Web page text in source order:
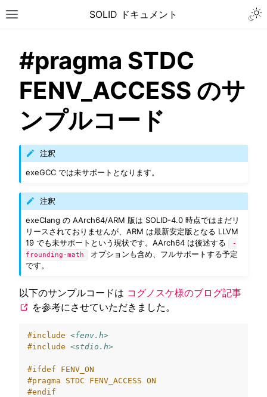
Toggle site navigation sidebar
SOLID ドキュメント
navigation of チュートリアル
navigation of ユーザーガイド
navigation of SOLID-OS
navigation of SOLID-IDE
navigation of SOLID ツールチェーン
#pragma STDC
FENV_ACCESS のサ
ンプルコード
注釈
exeGCC では未サポートとなります。
注釈
exeClang の AArch64/ARM 版は SOLID-4.0 時点ではまだリ
リースされておりませんが、ARM は最新安定版となる LLVM
19 でも未サポートという現状です。AArch64 は後述する
-
frounding-math
オプションも含め、フルサポートする予定
です。
以下のサンプルコードは コグノスケ様のブログ記事
を参考にさせていただきました。
#include <fenv.h>
#include <stdio.h>
#ifdef FENV_ON
#pragma STDC FENV_ACCESS ON
#endif